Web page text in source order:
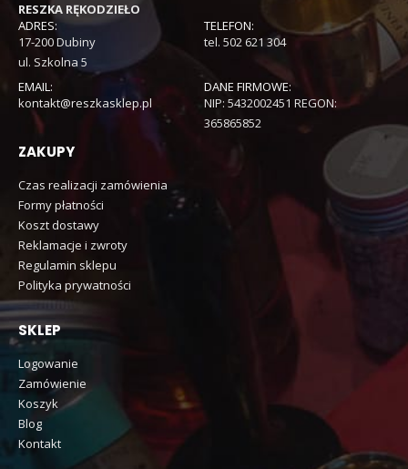
RESZKA RĘKODZIEŁO
ADRES:
17-200 Dubiny
ul. Szkolna 5
TELEFON:
tel. 502 621 304
EMAIL:
kontakt@reszkasklep.pl
DANE FIRMOWE:
NIP: 5432002451 REGON:
365865852
ZAKUPY
Czas realizacji zamówienia
Formy płatności
Koszt dostawy
Reklamacje i zwroty
Regulamin sklepu
Polityka prywatności
SKLEP
Logowanie
Zamówienie
Koszyk
Blog
Kontakt